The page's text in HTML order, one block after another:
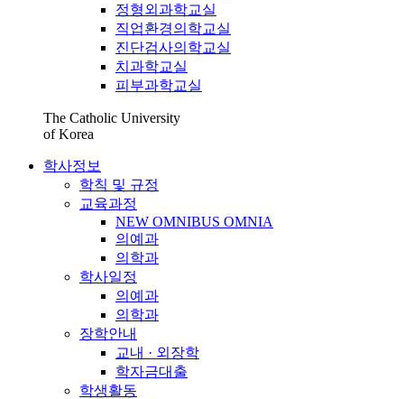
정형외과학교실
직업환경의학교실
진단검사의학교실
치과학교실
피부과학교실
The Catholic University
of Korea
학사정보
학칙 및 규정
교육과정
NEW OMNIBUS OMNIA
의예과
의학과
학사일정
의예과
의학과
장학안내
교내 · 외장학
학자금대출
학생활동